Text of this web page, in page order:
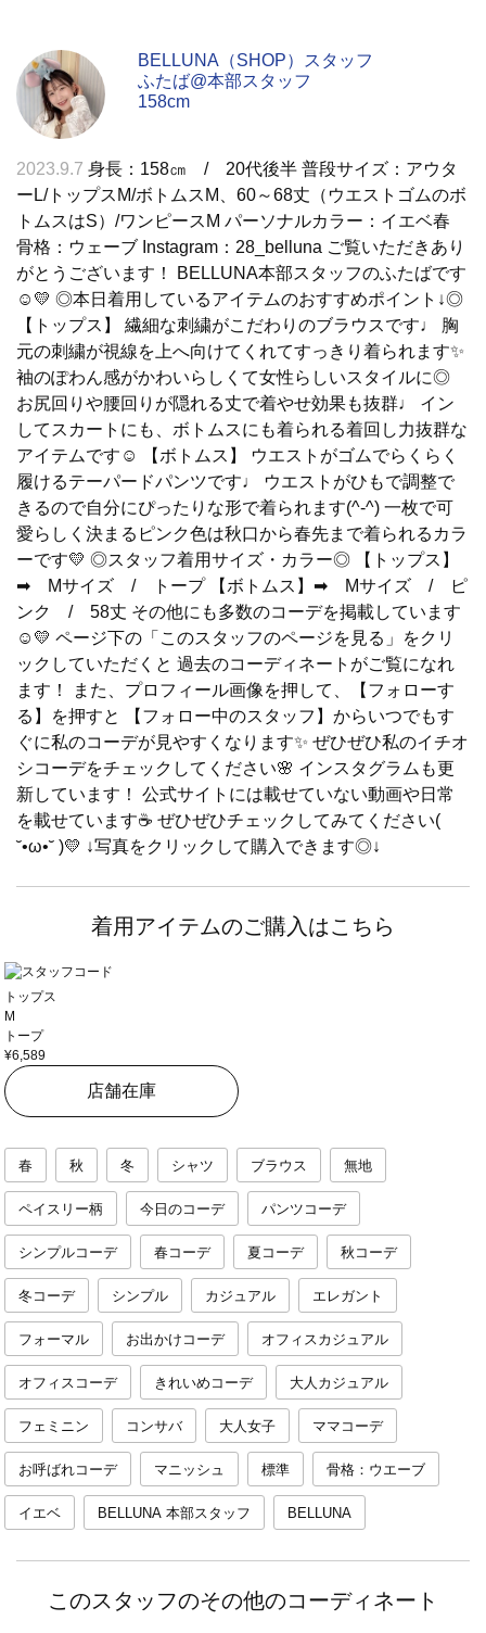
BELLUNA（SHOP）スタッフ
ふたば@本部スタッフ
158cm
2023.9.7 身長：158㎝ / 20代後半 普段サイズ：アウタ
ーL/トップスM/ボトムスM、60～68丈（ウエストゴムのボ
トムスはS）/ワンピースM パーソナルカラー：イエベ春
骨格：ウェーブ Instagram：28_belluna ご覧いただきあり
がとうございます！ BELLUNA本部スタッフのふたばです
☺💛 ◎本日着用しているアイテムのおすすめポイント↓◎
【トップス】 繊細な刺繍がこだわりのブラウスです♩ 胸
元の刺繍が視線を上へ向けてくれてすっきり着られます✨
袖のぽわん感がかわいらしくて女性らしいスタイルに◎
お尻回りや腰回りが隠れる丈で着やせ効果も抜群♩ イン
してスカートにも、ボトムスにも着られる着回し力抜群な
アイテムです☺ 【ボトムス】 ウエストがゴムでらくらく
履けるテーパードパンツです♩ ウエストがひもで調整で
きるので自分にぴったりな形で着られます(^-^) 一枚で可
愛らしく決まるピンク色は秋口から春先まで着られるカラ
ーです💛 ◎スタッフ着用サイズ・カラー◎ 【トップス】
➡ Mサイズ / トープ 【ボトムス】➡ Mサイズ / ピ
ンク / 58丈 その他にも多数のコーデを掲載しています
☺💛 ページ下の「このスタッフのページを見る」をクリ
ックしていただくと 過去のコーディネートがご覧になれ
ます！ また、プロフィール画像を押して、【フォローす
る】を押すと 【フォロー中のスタッフ】からいつでもす
ぐに私のコーデが見やすくなります✨ ぜひぜひ私のイチオ
シコーデをチェックしてください🌸 インスタグラムも更
新しています！ 公式サイトには載せていない動画や日常
を載せています☕ ぜひぜひチェックしてみてください(
˘•ω•˘ )💛 ↓写真をクリックして購入できます◎↓
着用アイテムのご購入はこちら
トップス
M
トープ
¥6,589
店舗在庫
春 秋 冬 シャツ ブラウス 無地
ペイスリー柄 今日のコーデ パンツコーデ
シンプルコーデ 春コーデ 夏コーデ 秋コーデ
冬コーデ シンプル カジュアル エレガント
フォーマル お出かけコーデ オフィスカジュアル
オフィスコーデ きれいめコーデ 大人カジュアル
フェミニン コンサバ 大人女子 ママコーデ
お呼ばれコーデ マニッシュ 標準 骨格：ウエーブ
イエベ BELLUNA 本部スタッフ BELLUNA
このスタッフのその他のコーディネート